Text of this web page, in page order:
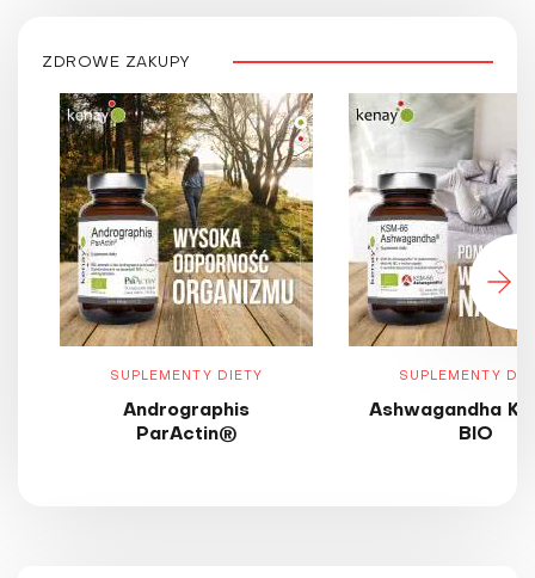
ZDROWE ZAKUPY
SUPLEMENTY DIETY
Andrographis
ParActin®
SUPLEMENTY
Ashwagandha
BIO